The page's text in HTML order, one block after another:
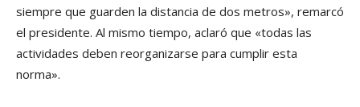
siempre que guarden la distancia de dos metros», remarcó
el presidente. Al mismo tiempo, aclaró que «todas las
actividades deben reorganizarse para cumplir esta
norma».